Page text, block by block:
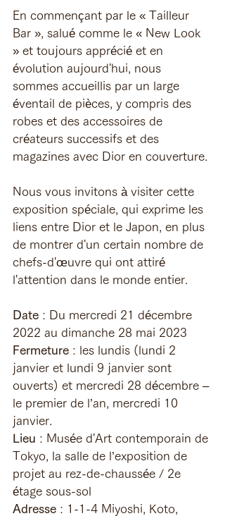
En commençant par le « Tailleur
Bar », salué comme le « New Look
» et toujours apprécié et en
évolution aujourd'hui, nous
sommes accueillis par un large
éventail de pièces, y compris des
robes et des accessoires de
créateurs successifs et des
magazines avec Dior en couverture.
Nous vous invitons à visiter cette
exposition spéciale, qui exprime les
liens entre Dior et le Japon, en plus
de montrer d'un certain nombre de
chefs-d'œuvre qui ont attiré
l'attention dans le monde entier.
Date : Du mercredi 21 décembre
2022 au dimanche 28 mai 2023
Fermeture : les lundis (lundi 2
janvier et lundi 9 janvier sont
ouverts) et mercredi 28 décembre –
le premier de l’an, mercredi 10
janvier.
Lieu : Musée d'Art contemporain de
Tokyo, la salle de l’exposition de
projet au rez-de-chaussée / 2e
étage sous-sol
Adresse : 1-1-4 Miyoshi, Koto,